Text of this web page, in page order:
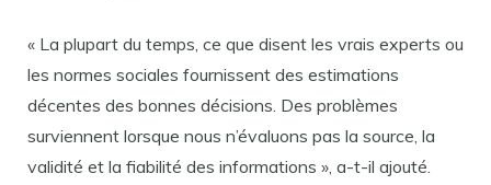
« La plupart du temps, ce que disent les vrais experts ou
les normes sociales fournissent des estimations
décentes des bonnes décisions. Des problèmes
surviennent lorsque nous n’évaluons pas la source, la
validité et la fiabilité des informations », a-t-il ajouté.